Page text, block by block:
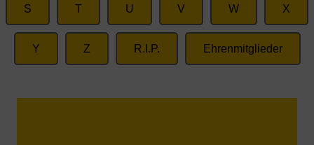
S T U V W X
Y Z R.I.P. Ehrenmitglieder